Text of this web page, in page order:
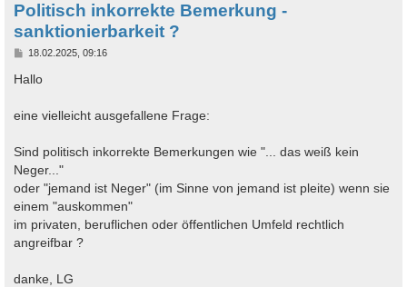
Politisch inkorrekte Bemerkung -
sanktionierbarkeit ?
B
i
t
g
18.02.2025, 09:16
Hallo
eine vielleicht ausgefallene Frage:
Sind politisch inkorrekte Bemerkungen wie "... das weiß kein
Neger..."
oder "jemand ist Neger" (im Sinne von jemand ist pleite) wenn sie
einem "auskommen"
im privaten, beruflichen oder öffentlichen Umfeld rechtlich
angreifbar ?
danke, LG